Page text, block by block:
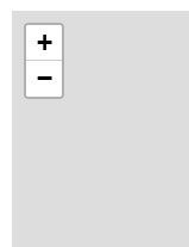
+
−